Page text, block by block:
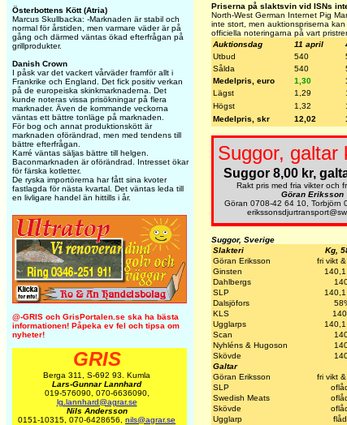
Österbottens Kött (Atria)
Marcus Skullbacka: -Marknaden är stabil och
normal för årstiden, men varmare väder är på
gång och därmed väntas ökad efterfrågan på
grillprodukter.
Danish Crown
I påsk var det vackert vårväder framför allt i
Frankrike och England. Det fick positiv verkan
på de europeiska skinkmarknaderna. Det
kunde noteras vissa prisökningar på flera
marknader. Även de kommande veckorna
väntas ett bättre tonläge på marknaden.
För bog och annat produktionskött är
marknaden oförändrad, men med tendens till
bättre efterfrågan.
Karré väntas säljas bättre till helgen.
Baconmarknaden är oförändrad. Intresset ökar
för färska kotletter.
De ryska importörerna har fått sina kvoter
fastlagda för nästa kvartal. Det väntas leda till
en livligare handel än hittills i år.
@-GRIS och GrisPortalen.se ska ha bästa
informationen! Påpeka ev fel och tipsa om
nyheter!
GRIS
Berga 311, S-692 93. Kumla
Lars-Gunnar Lannhard
019-576090, 070-6636090,
lg.lannhard@agrar.se
Nils Andersson
0151-10315, 070-6428656, nils@agrar.se
Priserna på slaktsvin vid ISNs
North-West German Internet Pig
inte stort, men auktionspriserna
officiella noteringarna på vart
Auktionsdag
11 april
Utbud
540
Sålda
540
Medelpris, euro
1,30
Lägst
1,29
Högst
1,32
Medelpris, skr
12,02
Suggor, galtar
Suggor 8,00 kr,
Rakt pris med fria vikter och
Göran Eriksson
Göran 0708-42 64 10, Torbjörn
Suggor, Sverige
Slakteri
Kg,
Göran Eriksson
fri vikt
Ginsten
Dahlbergs
SLP
Dalsjöfors
KLS
Ugglarps
Scan
Nyhléns & Hugoson
Skövde
Galtar
Göran Eriksson
fri vikt
SLP
Swedish Meats
Skövde
Ugglarp